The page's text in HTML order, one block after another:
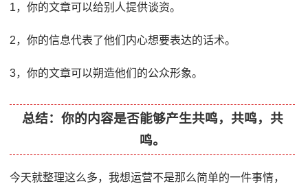
1，你的文章可以给别人提供谈资。
2，你的信息代表了他们内心想要表达的话术。
3，你的文章可以朔造他们的公众形象。
总结：你的内容是否能够产生共鸣，共鸣，共
鸣。
今天就整理这么多，我想运营不是那么简单的一件事情，